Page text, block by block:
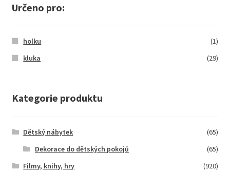
Určeno pro:
holku
(1)
kluka
(29)
Kategorie produktu
Dětský nábytek
(65)
Dekorace do dětských pokojů
(65)
Filmy, knihy, hry
(920)